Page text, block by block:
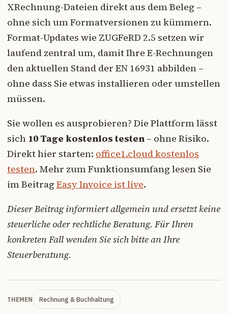
XRechnung-Dateien direkt aus dem Beleg –
ohne sich um Formatversionen zu kümmern.
Format-Updates wie ZUGFeRD 2.5 setzen wir
laufend zentral um, damit Ihre E-Rechnungen
den aktuellen Stand der EN 16931 abbilden –
ohne dass Sie etwas installieren oder umstellen
müssen.
Sie wollen es ausprobieren? Die Plattform lässt
sich 10 Tage kostenlos testen – ohne Risiko.
Direkt hier starten: office1.cloud kostenlos
testen. Mehr zum Funktionsumfang lesen Sie
im Beitrag Easy Invoice ist live.
Dieser Beitrag informiert allgemein und ersetzt keine
steuerliche oder rechtliche Beratung. Für Ihren
konkreten Fall wenden Sie sich bitte an Ihre
Steuerberatung.
THEMEN Rechnung & Buchhaltung